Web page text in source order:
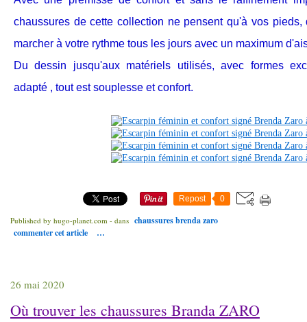
chaussures de cette collection ne pensent qu'à vos
marcher à votre rythme tous les jours avec un maximum
Du dessin jusqu'aux matériels utilisés, avec formes
adapté , tout est souplesse et confort.
Repost 0
Published by hugo-planet.com - dans chaussures brenda zaro
commenter cet article
…
26 mai 2020
Où trouver les chaussures Branda ZARO